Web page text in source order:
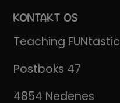
KONTAKT OS
Teaching FUNtastic
Postboks 47
4854 Nedenes